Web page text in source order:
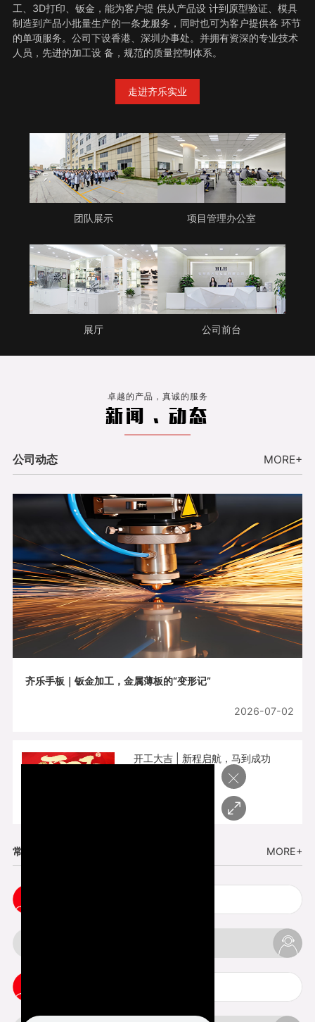
工、3D打印、钣金，能为客户提 供从产品设 计到原型验证、模具
制造到产品小批量生产的一条龙服务，同时也可为客户提供各 环节
的单项服务。公司下设香港、深圳办事处。并拥有资深的专业技术
人员，先进的加工设 备，规范的质量控制体系。
走进齐乐实业
团队展示 项目管理办公室
展厅 公司前台
卓越的产品，真诚的服务
新闻 . 动态
公司动态 MORE+
齐乐手板｜钣金加工，金属薄板的“变形记”
2026-07-02
开工大吉 | 新程启航，马到成功
常见问题 MORE+
×